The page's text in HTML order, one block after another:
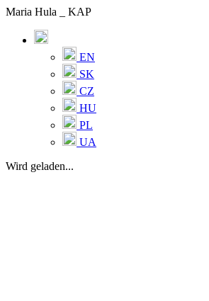
Maria Hula _ KAP
EN
SK
CZ
HU
PL
UA
Wird geladen...